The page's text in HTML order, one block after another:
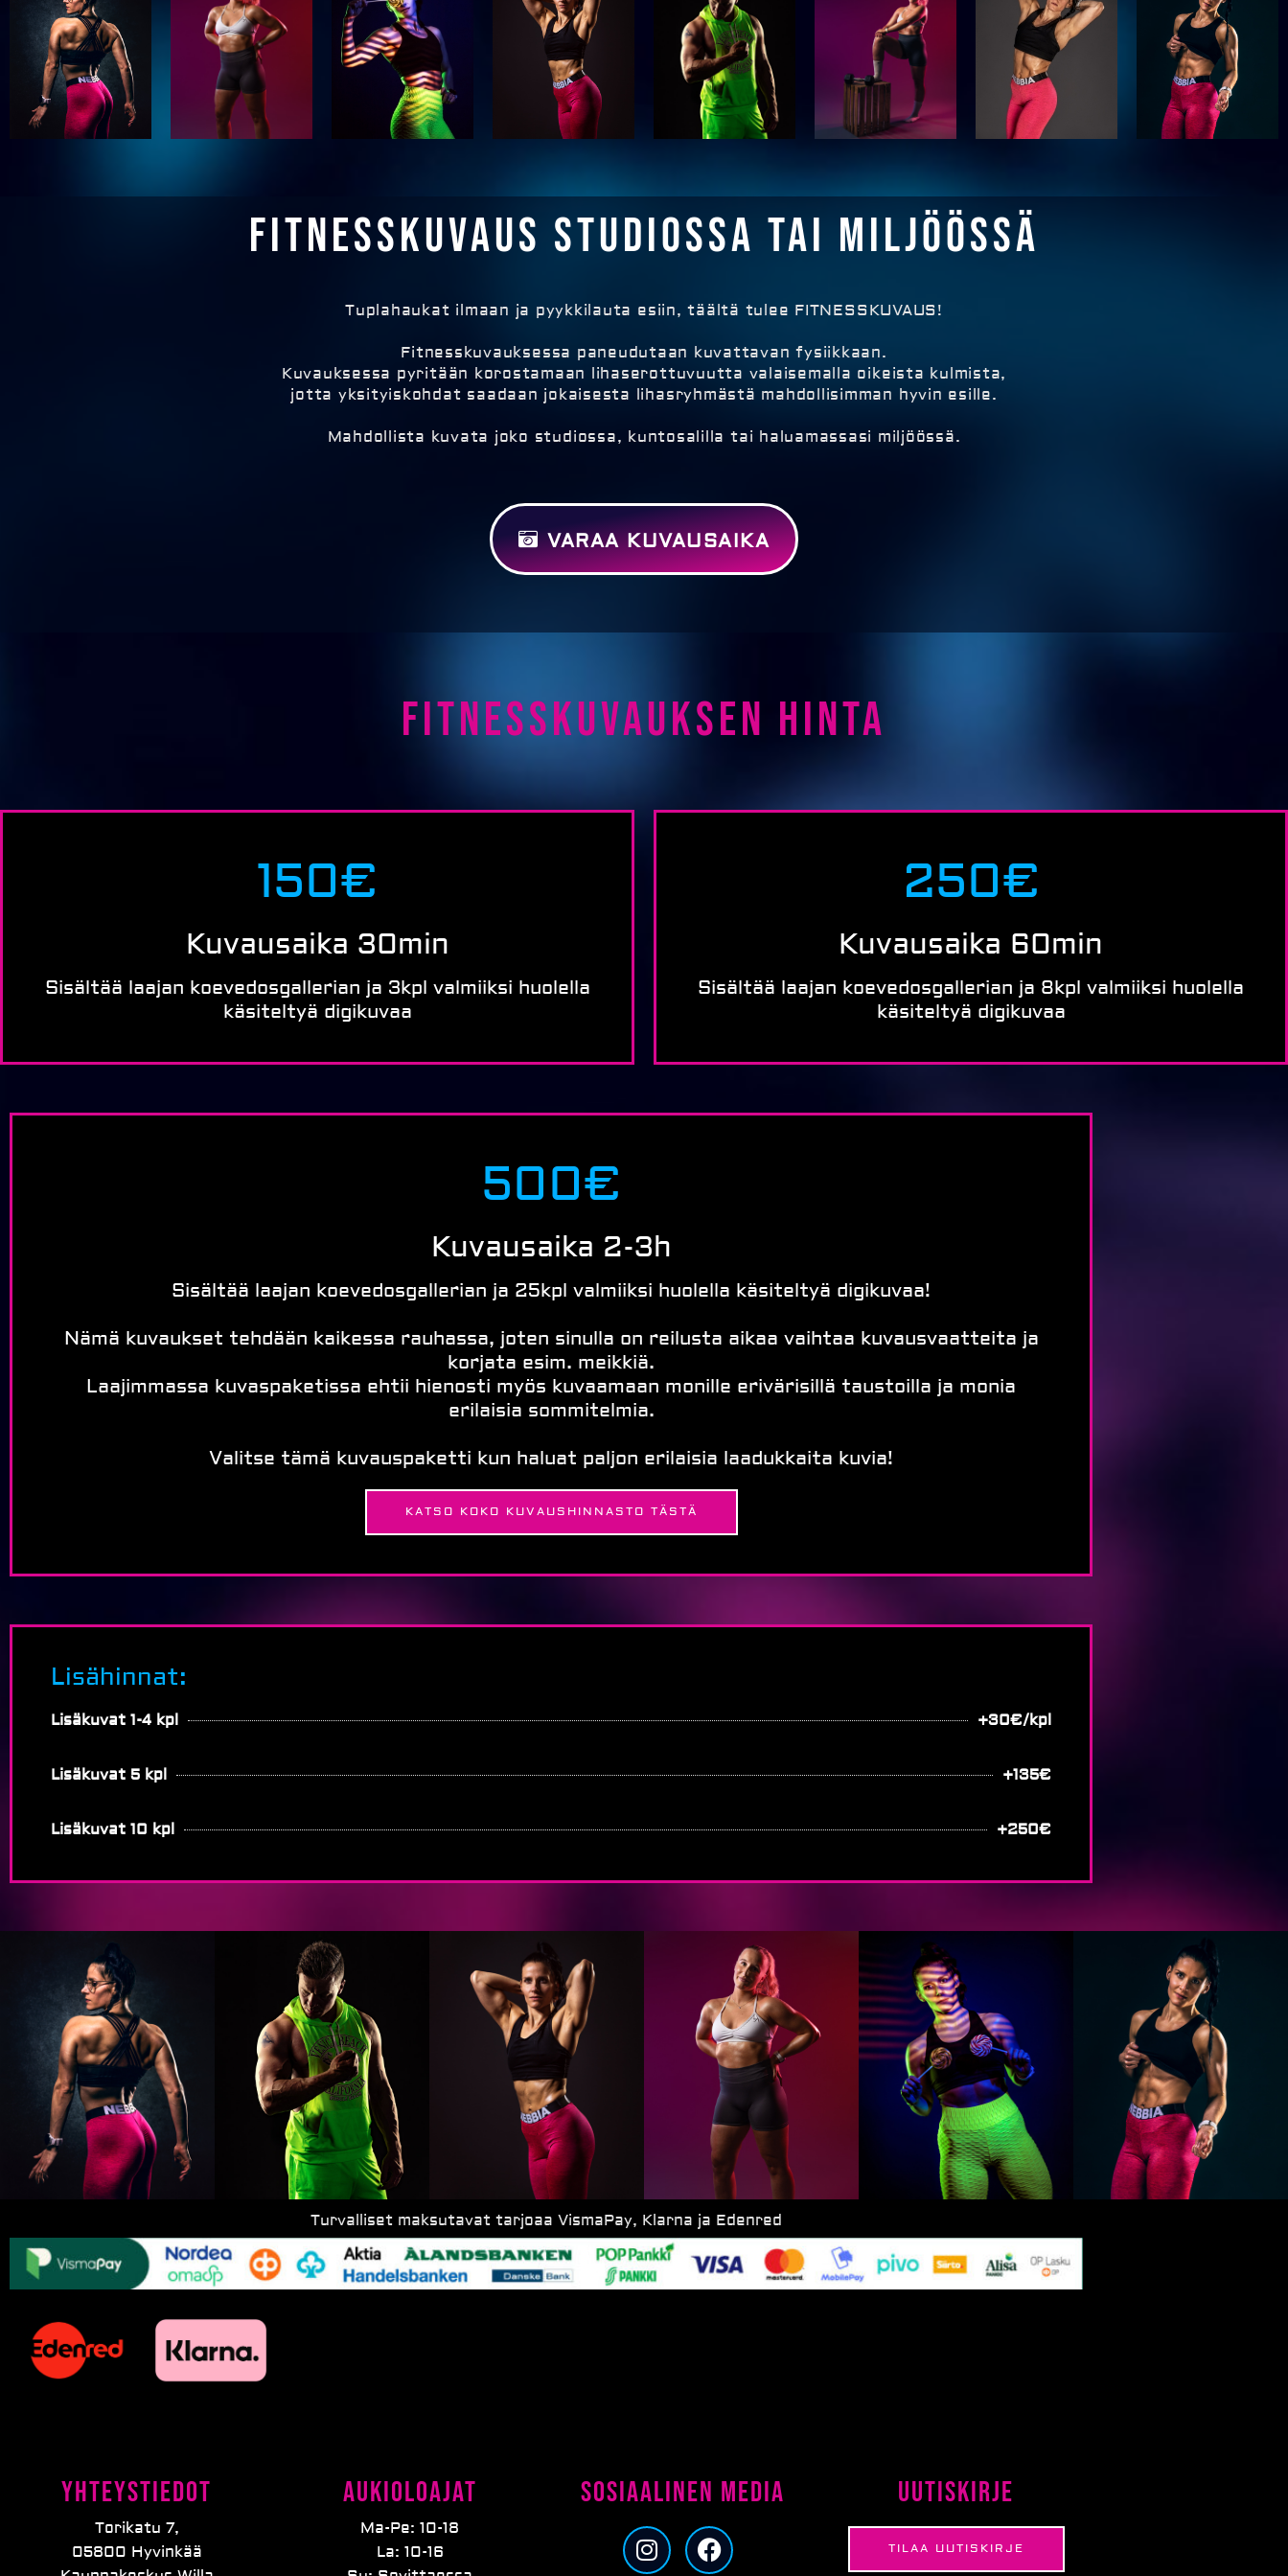
Fitnesskuvaus studiossa tai miljöössä
Tuplahaukat ilmaan ja pyykkilauta esiin, täältä tulee FITNESSKUVAUS!
Fitnesskuvauksessa paneudutaan kuvattavan fysiikkaan.
Kuvauksessa pyritään korostamaan lihaserottuvuutta valaisemalla oikeista kulmista,
jotta yksityiskohdat saadaan jokaisesta lihasryhmästä mahdollisimman hyvin esille.
Mahdollista kuvata joko studiossa, kuntosalilla tai haluamassasi miljöössä.
VARAA KUVAUSAIKA
Fitnesskuvauksen hinta
150€
Kuvausaika 30min
Sisältää laajan koevedosgallerian ja 3kpl valmiiksi huolella
käsiteltyä digikuvaa
250€
Kuvausaika 60min
Sisältää laajan koevedosgallerian ja 8kpl valmiiksi huolella
käsiteltyä digikuvaa
500€
Kuvausaika 2-3h
Sisältää laajan koevedosgallerian ja 25kpl valmiiksi huolella käsiteltyä digikuvaa!
Nämä kuvaukset tehdään kaikessa rauhassa, joten sinulla on reilusta aikaa vaihtaa kuvausvaatteita ja
korjata esim. meikkiä.
Laajimmassa kuvaspaketissa ehtii hienosti myös kuvaamaan monille erivärisillä taustoilla ja monia
erilaisia sommitelmia.
Valitse tämä kuvauspaketti kun haluat paljon erilaisia laadukkaita kuvia!
KATSO KOKO KUVAUSHINNASTO TÄSTÄ
Lisähinnat:
Lisäkuvat 1-4 kpl +30€/kpl
Lisäkuvat 5 kpl +135€
Lisäkuvat 10 kpl +250€
Turvalliset maksutavat tarjoaa VismaPay, Klarna ja Edenred
Yhteystiedot
Torikatu 7,
05800 Hyvinkää
Aukioloajat
Ma-Pe: 10-18
La: 10-16
Sosiaalinen media
I
n
F
a
Uutiskirje
TILAA UUTISKIRJE